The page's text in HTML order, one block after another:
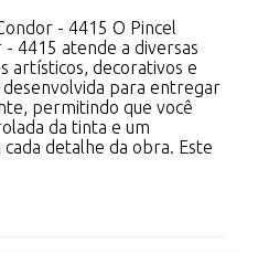
- 4415 O Pincel
4415 atende a diversas
artísticos, decorativos e
para entregar
permitindo que você
da tinta e um
detalhe da obra. Este